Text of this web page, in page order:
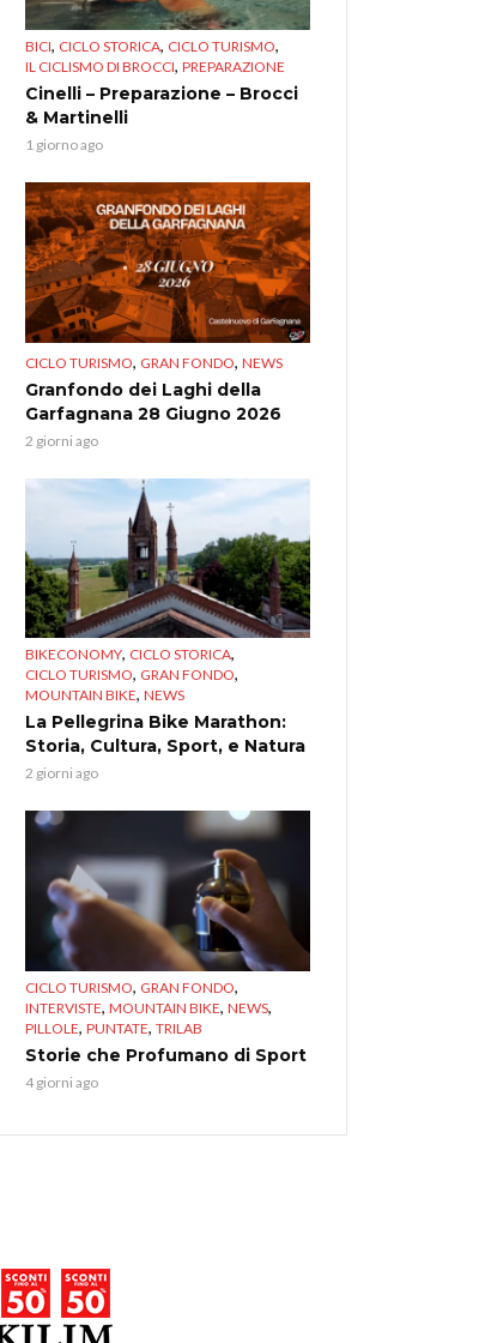
BICI, CICLO STORICA, CICLO TURISMO,
IL CICLISMO DI BROCCI, PREPARAZIONE
Cinelli – Preparazione – Brocci
& Martinelli
1 giorno ago
CICLO TURISMO, GRAN FONDO, NEWS
Granfondo dei Laghi della
Garfagnana 28 Giugno 2026
2 giorni ago
BIKECONOMY, CICLO STORICA,
CICLO TURISMO, GRAN FONDO,
MOUNTAIN BIKE, NEWS
La Pellegrina Bike Marathon:
Storia, Cultura, Sport, e Natura
2 giorni ago
CICLO TURISMO, GRAN FONDO,
INTERVISTE, MOUNTAIN BIKE, NEWS,
PILLOLE, PUNTATE, TRILAB
Storie che Profumano di Sport
4 giorni ago